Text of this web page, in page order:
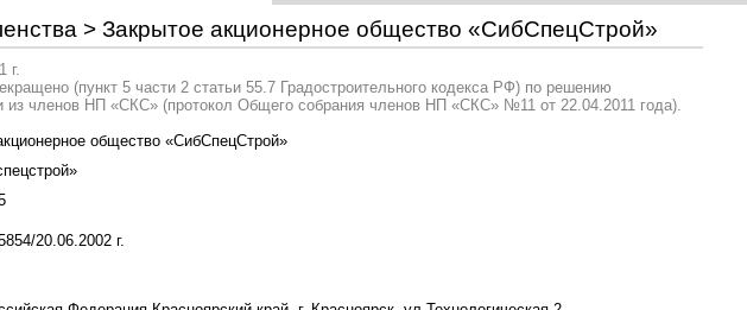
> Закрытое акционерное общество «СибСпецСтрой»
г.
(пункт 5 части 2 статьи 55.7 Градостроительного кодекса РФ) по решению
из членов НП «СКС» (протокол Общего собрания членов НП «СКС» №11 от 22.04.2011 года).
общество «СибСпецСтрой»
20.06.2002 г.